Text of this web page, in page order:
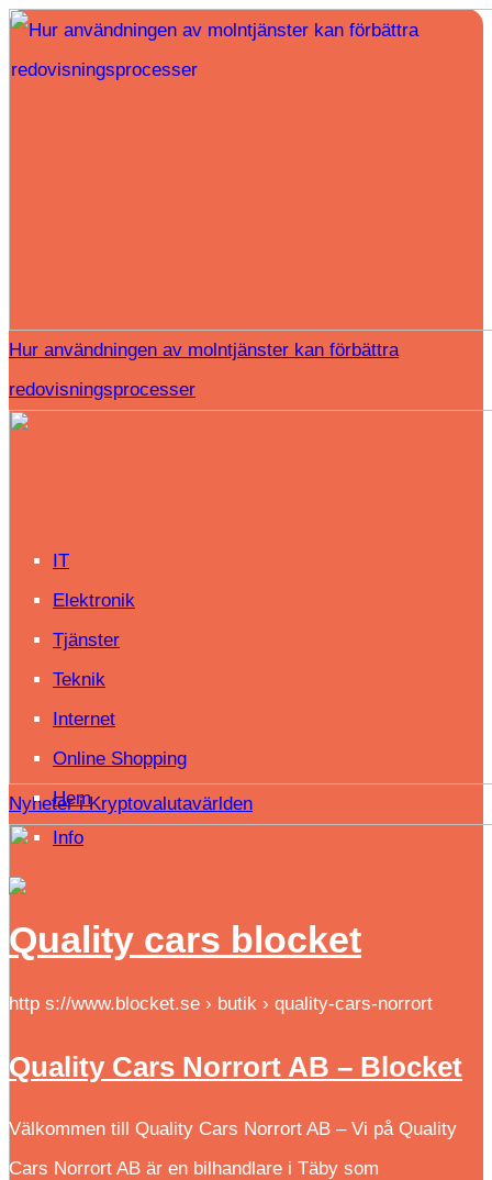
Hur användningen av molntjänster kan förbättra
redovisningsprocesser
Nyheter i Kryptovalutavärlden
IT
Elektronik
Tjänster
Teknik
Internet
Online Shopping
Hem
Info
Quality cars blocket
http s://www.blocket.se › butik › quality-cars-norrort
Quality Cars Norrort AB – Blocket
Välkommen till Quality Cars Norrort AB – Vi på Quality
Cars Norrort AB är en bilhandlare i Täby som